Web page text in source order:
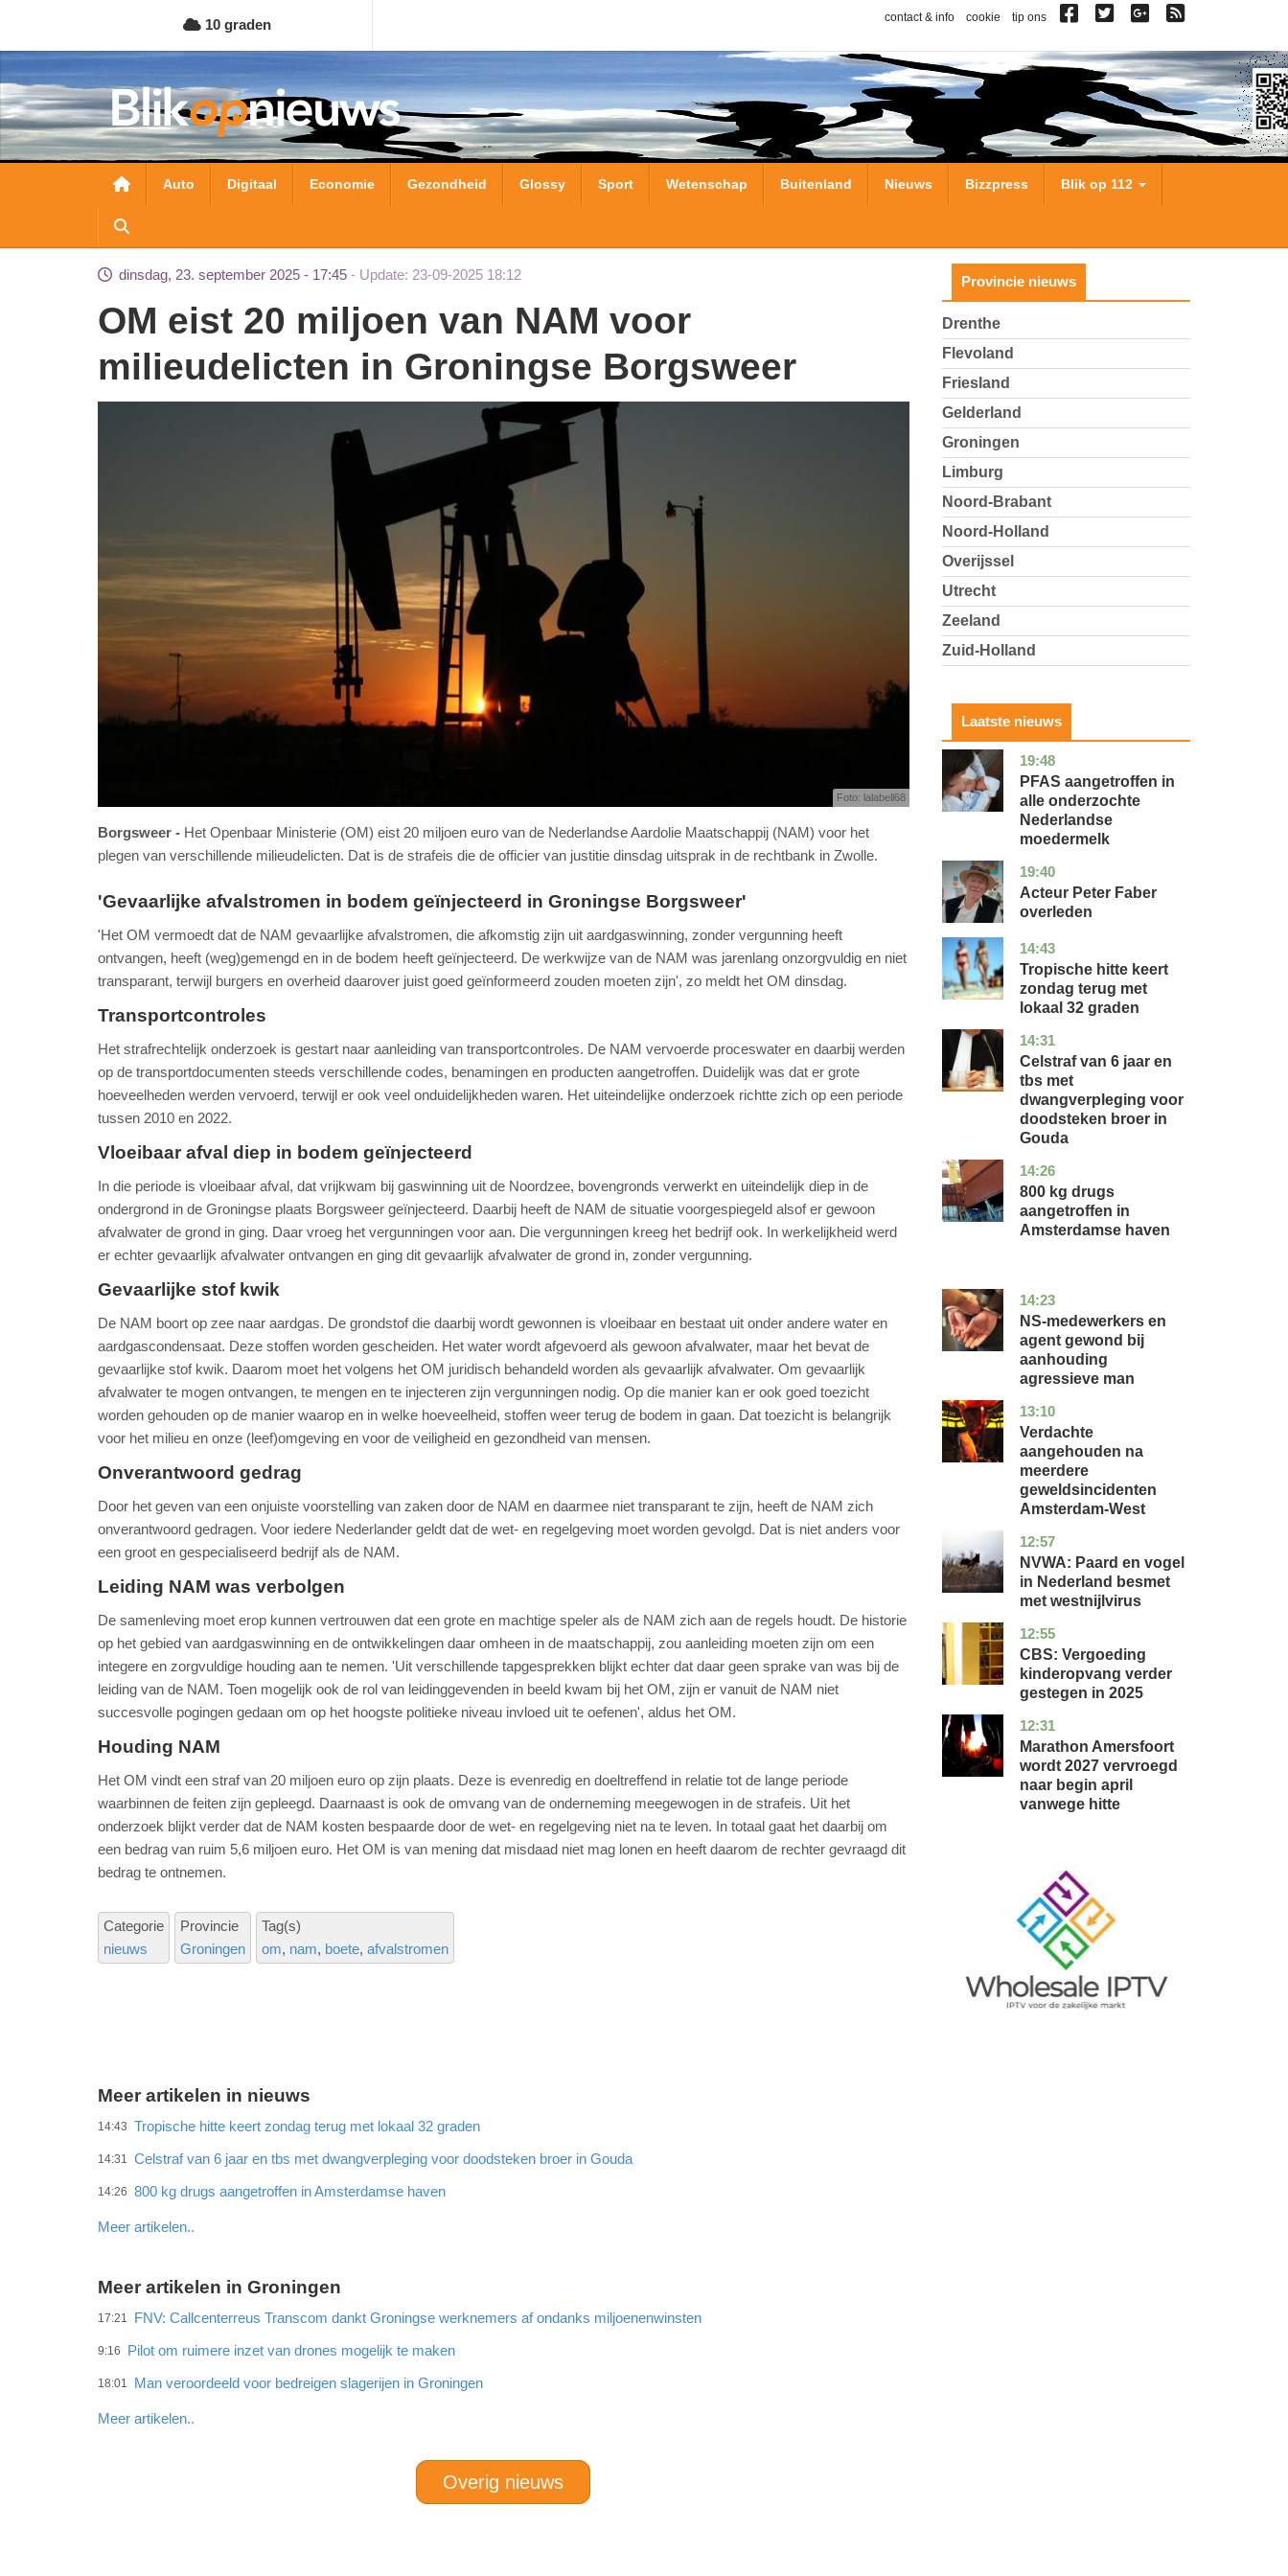
naar
de
inhoud
gaan
10 graden contact & info cookie tip ons
Hoofdnavigatie
Auto Digitaal Economie Gezondheid Glossy Sport Wetenschap Buitenland Nieuws Bizzpress Blik op 112
dinsdag, 23. september 2025 - 17:45 Update: 23-09-2025 18:12
OM eist 20 miljoen van NAM voor
milieudelicten in Groningse Borgsweer
Foto: lalabell68
Borgsweer
Het Openbaar Ministerie (OM) eist 20 miljoen euro van de Nederlandse Aardolie Maatschappij (NAM) voor het
plegen van verschillende milieudelicten. Dat is de strafeis die de officier van justitie dinsdag uitsprak in de rechtbank in Zwolle.
'Gevaarlijke afvalstromen in bodem geïnjecteerd in Groningse Borgsweer'
'Het OM vermoedt dat de NAM gevaarlijke afvalstromen, die afkomstig zijn uit aardgaswinning, zonder vergunning heeft
ontvangen, heeft (weg)gemengd en in de bodem heeft geïnjecteerd. De werkwijze van de NAM was jarenlang onzorgvuldig en niet
transparant, terwijl burgers en overheid daarover juist goed geïnformeerd zouden moeten zijn', zo meldt het OM dinsdag.
Transportcontroles
Het strafrechtelijk onderzoek is gestart naar aanleiding van transportcontroles. De NAM vervoerde proceswater en daarbij werden
op de transportdocumenten steeds verschillende codes, benamingen en producten aangetroffen. Duidelijk was dat er grote
hoeveelheden werden vervoerd, terwijl er ook veel onduidelijkheden waren. Het uiteindelijke onderzoek richtte zich op een periode
tussen 2010 en 2022.
Vloeibaar afval diep in bodem geïnjecteerd
In die periode is vloeibaar afval, dat vrijkwam bij gaswinning uit de Noordzee, bovengronds verwerkt en uiteindelijk diep in de
ondergrond in de Groningse plaats Borgsweer geïnjecteerd. Daarbij heeft de NAM de situatie voorgespiegeld alsof er gewoon
afvalwater de grond in ging. Daar vroeg het vergunningen voor aan. Die vergunningen kreeg het bedrijf ook. In werkelijkheid werd
er echter gevaarlijk afvalwater ontvangen en ging dit gevaarlijk afvalwater de grond in, zonder vergunning.
Gevaarlijke stof kwik
De NAM boort op zee naar aardgas. De grondstof die daarbij wordt gewonnen is vloeibaar en bestaat uit onder andere water en
aardgascondensaat. Deze stoffen worden gescheiden. Het water wordt afgevoerd als gewoon afvalwater, maar het bevat de
gevaarlijke stof kwik. Daarom moet het volgens het OM juridisch behandeld worden als gevaarlijk afvalwater. Om gevaarlijk
afvalwater te mogen ontvangen, te mengen en te injecteren zijn vergunningen nodig. Op die manier kan er ook goed toezicht
worden gehouden op de manier waarop en in welke hoeveelheid, stoffen weer terug de bodem in gaan. Dat toezicht is belangrijk
voor het milieu en onze (leef)omgeving en voor de veiligheid en gezondheid van mensen.
Onverantwoord gedrag
Door het geven van een onjuiste voorstelling van zaken door de NAM en daarmee niet transparant te zijn, heeft de NAM zich
onverantwoord gedragen. Voor iedere Nederlander geldt dat de wet- en regelgeving moet worden gevolgd. Dat is niet anders voor
een groot en gespecialiseerd bedrijf als de NAM.
Leiding NAM was verbolgen
De samenleving moet erop kunnen vertrouwen dat een grote en machtige speler als de NAM zich aan de regels houdt. De historie
op het gebied van aardgaswinning en de ontwikkelingen daar omheen in de maatschappij, zou aanleiding moeten zijn om een
integere en zorgvuldige houding aan te nemen. 'Uit verschillende tapgesprekken blijkt echter dat daar geen sprake van was bij de
leiding van de NAM. Toen mogelijk ook de rol van leidinggevenden in beeld kwam bij het OM, zijn er vanuit de NAM niet
succesvolle pogingen gedaan om op het hoogste politieke niveau invloed uit te oefenen', aldus het OM.
Houding NAM
Het OM vindt een straf van 20 miljoen euro op zijn plaats. Deze is evenredig en doeltreffend in relatie tot de lange periode
waarbinnen de feiten zijn gepleegd. Daarnaast is ook de omvang van de onderneming meegewogen in de strafeis. Uit het
onderzoek blijkt verder dat de NAM kosten bespaarde door de wet- en regelgeving niet na te leven. In totaal gaat het daarbij om
een bedrag van ruim 5,6 miljoen euro. Het OM is van mening dat misdaad niet mag lonen en heeft daarom de rechter gevraagd dit
bedrag te ontnemen.
Categorie
nieuws
Provincie
Groningen
Tag(s)
om nam boete afvalstromen
Meer artikelen in nieuws
14:43 Tropische hitte keert zondag terug met lokaal 32 graden
14:31 Celstraf van 6 jaar en tbs met dwangverpleging voor doodsteken broer in Gouda
14:26 800 kg drugs aangetroffen in Amsterdamse haven
Meer artikelen..
Meer artikelen in Groningen
17:21 FNV: Callcenterreus Transcom dankt Groningse werknemers af ondanks miljoenenwinsten
9:16 Pilot om ruimere inzet van drones mogelijk te maken
18:01 Man veroordeeld voor bedreigen slagerijen in Groningen
Meer artikelen..
Overig nieuws
Provincie nieuws
Drenthe
Flevoland
Friesland
Gelderland
Groningen
Limburg
Noord-Brabant
Noord-Holland
Overijssel
Utrecht
Zeeland
Zuid-Holland
Laatste nieuws
19:48
utrecht
gezondheid
PFAS aangetroffen in
alle onderzochte
Nederlandse
moedermelk
19:40
noord-
holland
glossy
Acteur Peter Faber
overleden
14:43
utrecht
nieuws
Tropische hitte keert
zondag terug met
lokaal 32 graden
14:31
zuid-
holland
nieuws
Celstraf van 6 jaar en
tbs met
dwangverpleging voor
doodsteken broer in
Gouda
14:26
noord-
holland
nieuws
800 kg drugs
aangetroffen in
Amsterdamse haven
14:23
flevoland
nieuws
NS-medewerkers en
agent gewond bij
aanhouding
agressieve man
13:10
noord-
holland
nieuws
Verdachte
aangehouden na
meerdere
geweldsincidenten
Amsterdam-West
12:57
utrecht
nieuws
NVWA: Paard en vogel
in Nederland besmet
met westnijlvirus
12:55
zuid-
holland
economie
CBS: Vergoeding
kinderopvang verder
gestegen in 2025
12:31
utrecht
nieuws
Marathon Amersfoort
wordt 2027 vervroegd
naar begin april
vanwege hitte